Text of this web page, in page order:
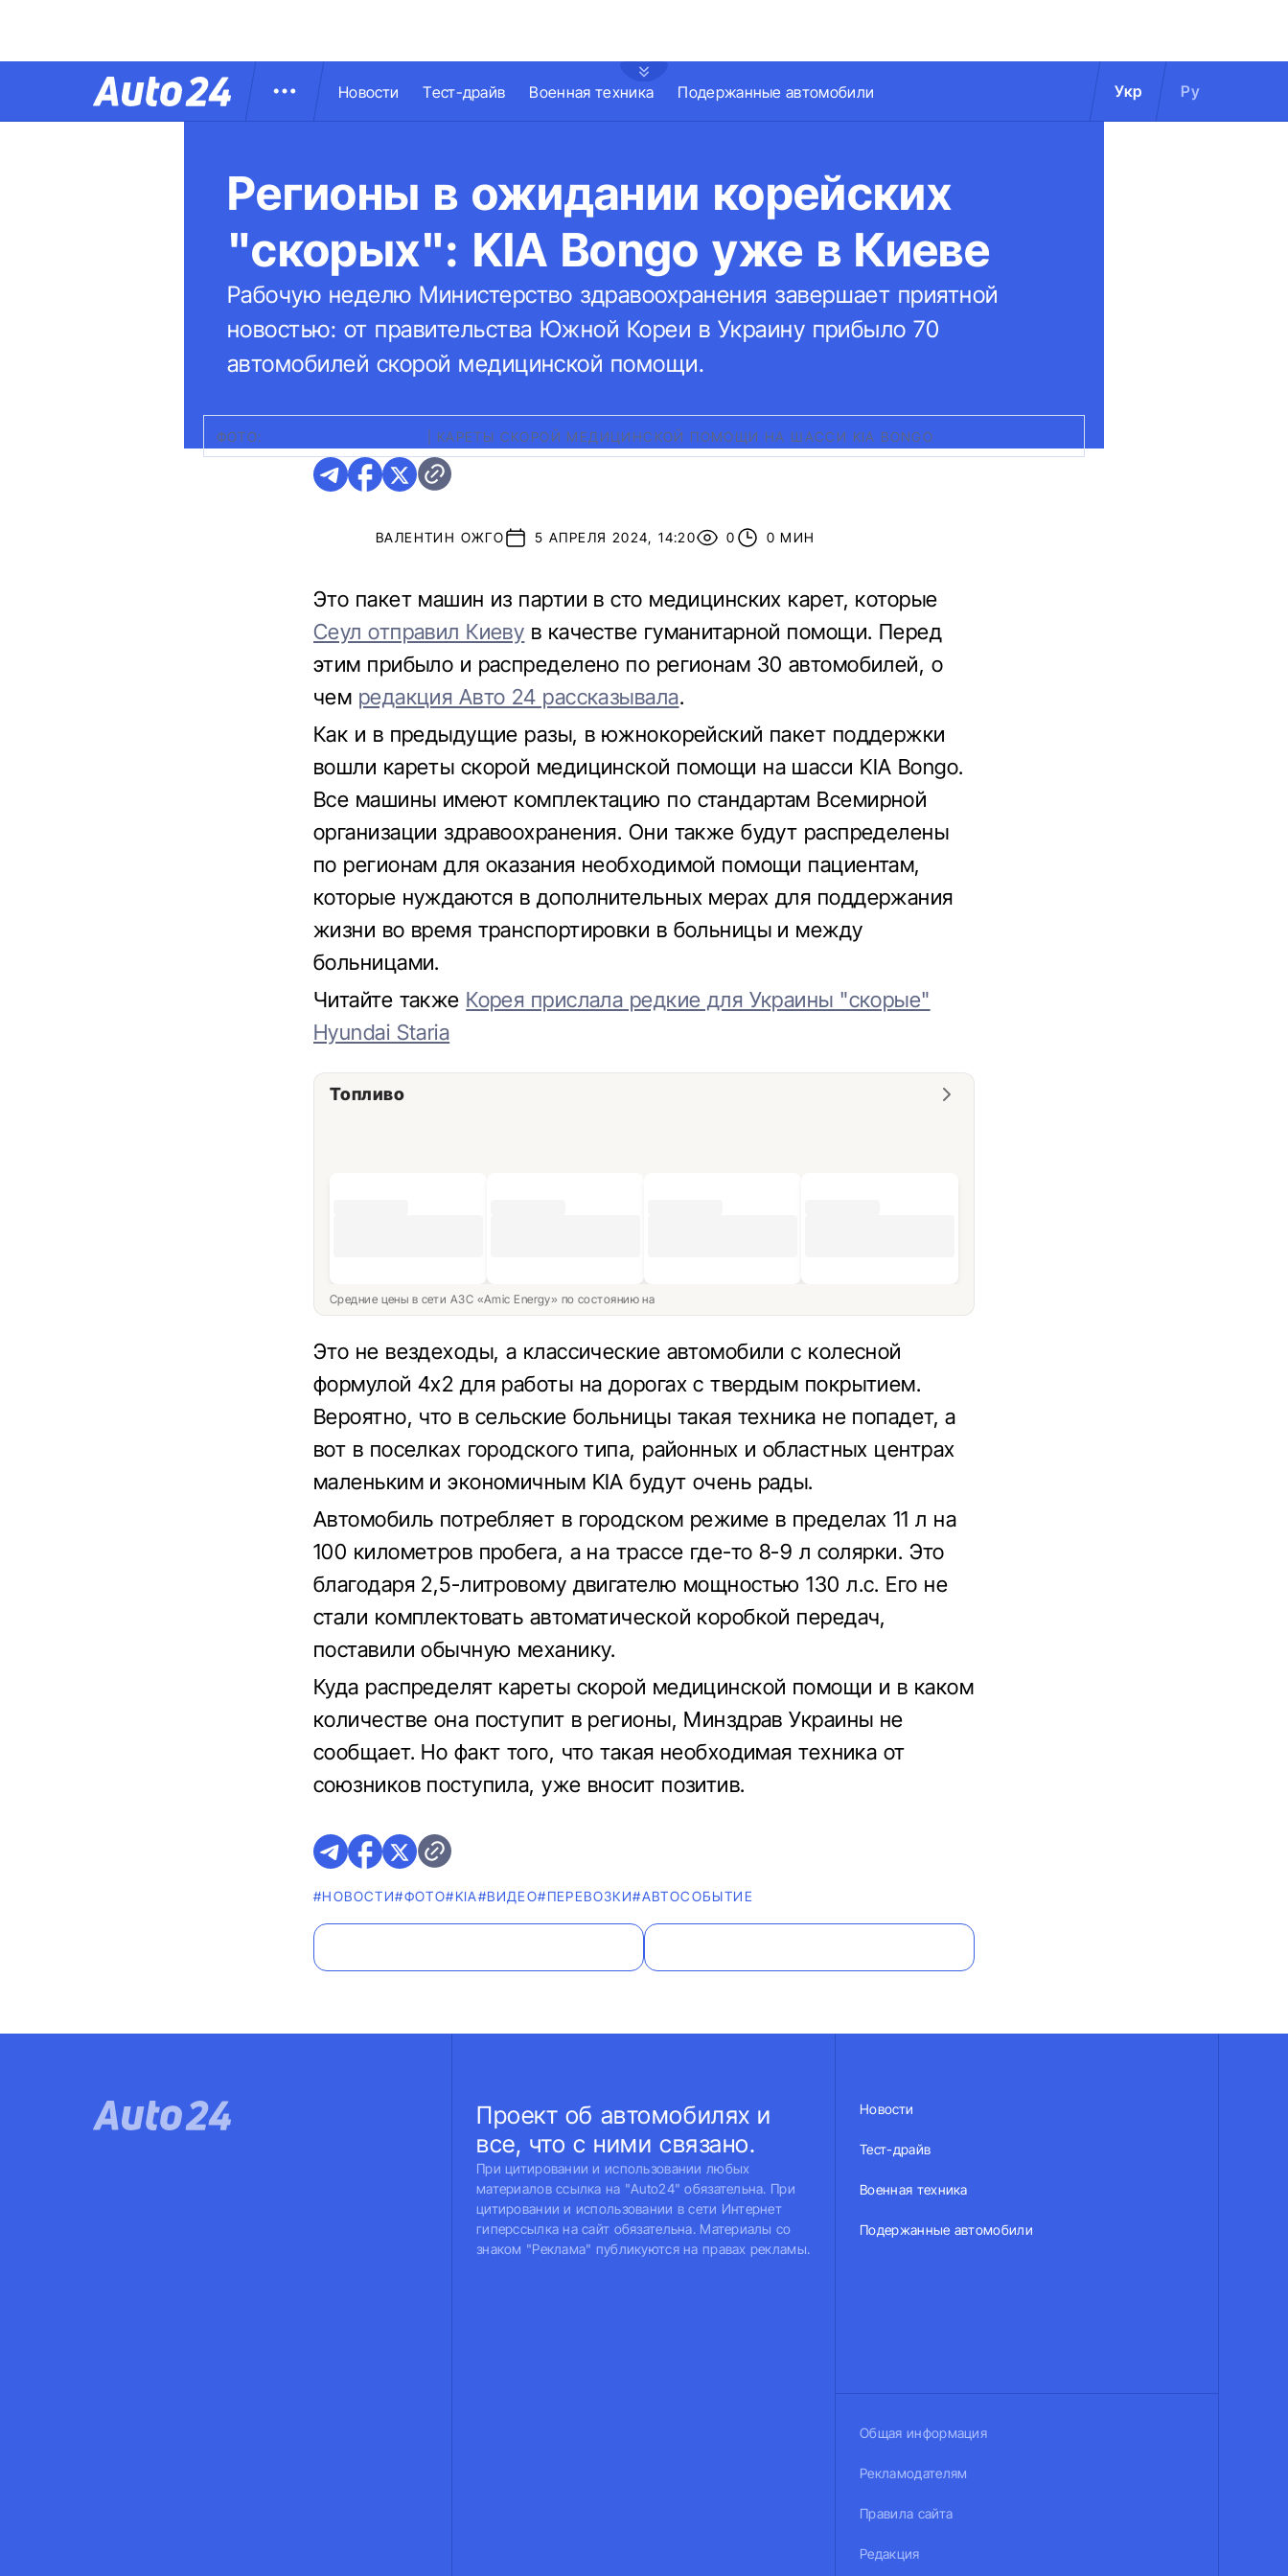
Новости Тест-драйв Военная техника Подержанные автомобили Укр Ру
Регионы в ожидании корейских
"скорых": KIA Bongo уже в Киеве
Рабочую неделю Министерство здравоохранения завершает приятной
новостью: от правительства Южной Кореи в Украину прибыло 70
автомобилей скорой медицинской помощи.
ФОТО: КАРЕТЫ СКОРОЙ МЕДИЦИНСКОЙ ПОМОЩИ НА ШАССИ KIA BONGO
ВАЛЕНТИН ОЖГО 5 АПРЕЛЯ 2024, 14:20 0 0 МИН
Это пакет машин из партии в сто медицинских карет, которые
Сеул отправил Киеву в качестве гуманитарной помощи. Перед
этим прибыло и распределено по регионам 30 автомобилей, о
чем редакция Авто 24 рассказывала.
Как и в предыдущие разы, в южнокорейский пакет поддержки
вошли кареты скорой медицинской помощи на шасси KIA Bongo.
Все машины имеют комплектацию по стандартам Всемирной
организации здравоохранения. Они также будут распределены
по регионам для оказания необходимой помощи пациентам,
которые нуждаются в дополнительных мерах для поддержания
жизни во время транспортировки в больницы и между
больницами.
Читайте также Корея прислала редкие для Украины "скорые"
Hyundai Staria
Топливо
Средние цены в сети АЗС «Amic Energy» по состоянию на
Это не вездеходы, а классические автомобили с колесной
формулой 4х2 для работы на дорогах с твердым покрытием.
Вероятно, что в сельские больницы такая техника не попадет, а
вот в поселках городского типа, районных и областных центрах
маленьким и экономичным KIA будут очень рады.
Автомобиль потребляет в городском режиме в пределах 11 л на
100 километров пробега, а на трассе где-то 8-9 л солярки. Это
благодаря 2,5-литровому двигателю мощностью 130 л.с. Его не
стали комплектовать автоматической коробкой передач,
поставили обычную механику.
Куда распределят кареты скорой медицинской помощи и в каком
количестве она поступит в регионы, Минздрав Украины не
сообщает. Но факт того, что такая необходимая техника от
союзников поступила, уже вносит позитив.
#НОВОСТИ#ФОТО#KIA#ВИДЕО#ПЕРЕВОЗКИ#АВТОСОБЫТИЕ
Проект об автомобилях и
все, что с ними связано.
При цитировании и использовании любых
материалов ссылка на "Auto24" обязательна. При
цитировании и использовании в сети Интернет
гиперссылка на сайт обязательна. Материалы со
знаком "Реклама" публикуются на правах рекламы.
Новости
Тест-драйв
Военная техника
Подержанные автомобили
Общая информация
Рекламодателям
Правила сайта
Редакция